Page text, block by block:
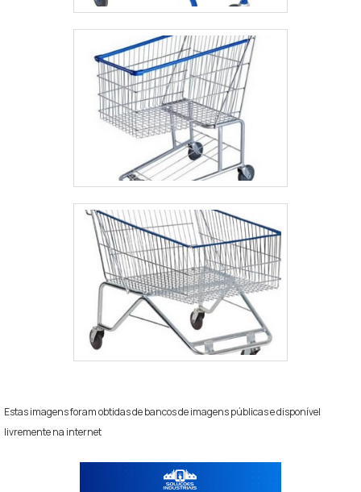
Estas imagens foram obtidas de bancos de imagens públicas e disponível
livremente na internet